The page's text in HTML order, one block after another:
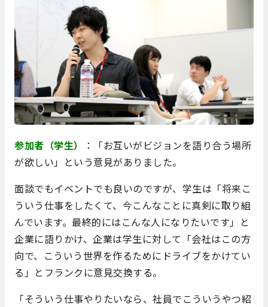
参加者（学生）
：「お互いがビジョンを語り合う場所
が欲しい」という意見がありました。
面談でもイベントでも良いのですが、学生は「将来こ
ういう仕事をしたくて、今こんなことに真剣に取り組
んでいます。最終的にはこんな人になりたいです」と
企業に語りかけ、企業は学生に対して「会社はこの方
向で、こういう世界を作るためにドライブをかけてい
る」とフランクに意見交換する。
「そういう仕事やりたいなら、社員でこういうやつ紹